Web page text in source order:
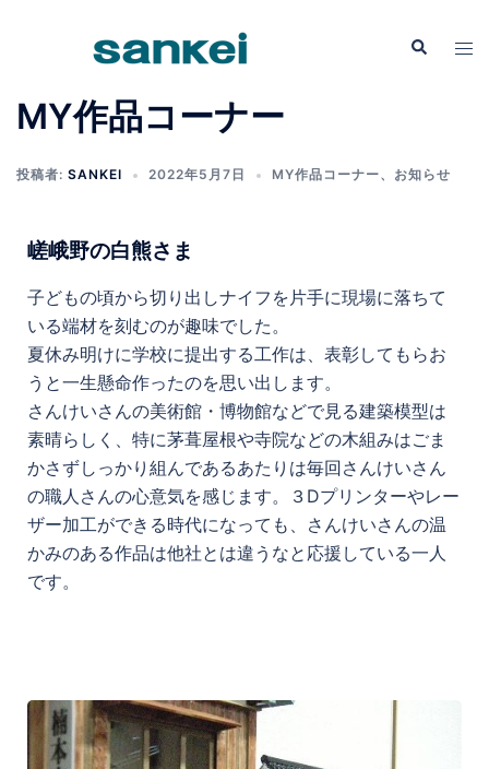
MY作品コーナー
投稿者: SANKEI 2022年5月7日 MY作品コーナー、 お知らせ
嵯峨野の白熊さま
子どもの頃から切り出しナイフを片手に現場に落ちて
いる端材を刻むのが趣味でした。
夏休み明けに学校に提出する工作は、表彰してもらお
うと一生懸命作ったのを思い出します。
さんけいさんの美術館・博物館などで見る建築模型は
素晴らしく、特に茅葺屋根や寺院などの木組みはごま
かさずしっかり組んであるあたりは毎回さんけいさん
の職人さんの心意気を感じます。３Dプリンターやレー
ザー加工ができる時代になっても、さんけいさんの温
かみのある作品は他社とは違うなと応援している一人
です。